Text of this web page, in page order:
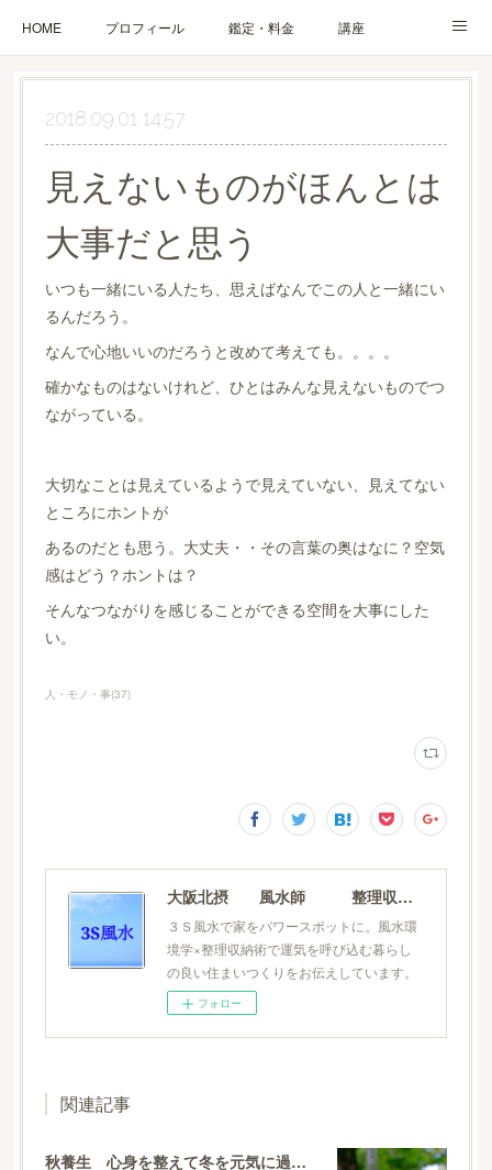
HOME プロフィール 鑑定・料金 講座
ブログ お問合せ・お申込み
2018.09.01 14:57
見えないものがほんとは
大事だと思う
いつも一緒にいる人たち、思えばなんでこの人と一緒にい
るんだろう。
なんで心地いいのだろうと改めて考えても。。。。
確かなものはないけれど、ひとはみんな見えないものでつ
ながっている。
大切なことは見えているようで見えていない、見えてない
ところにホントが
あるのだとも思う。大丈夫・・その言葉の奥はなに？空気
感はどう？ホントは？
そんなつながりを感じることができる空間を大事にした
い。
人・モノ・事(37)
大阪北摂 風水師 整理収納士 松元広美
３Ｓ風水で家をパワースポットに。風水環
境学×整理収納術で運気を呼び込む暮らし
の良い住まいつくりをお伝えしています。
フォロー
関連記事
秋養生 心身を整えて冬を元気に過ごす準備をしましょう